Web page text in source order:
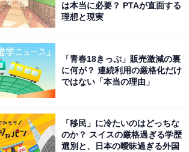
は本当に必要？ PTAが直面する
理想と現実
「青春18きっぷ」販売激減の裏
に何が？ 連続利用の厳格化だけ
ではない「本当の理由」
「移民」に冷たいのはどっちな
のか？ スイスの厳格過ぎる学歴
選別と、日本の曖昧過ぎる外国